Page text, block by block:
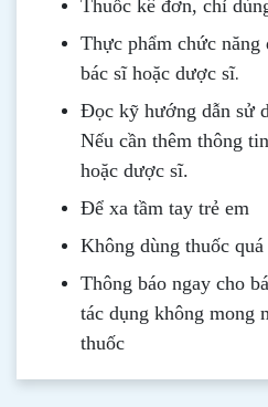
Thuốc kê đơn, chỉ
Thực phẩm chức năng
bác sĩ hoặc dược sĩ.
Đọc kỹ hướng dẫn sử
Nếu cần thêm thông
hoặc dược sĩ.
Để xa tầm tay trẻ em
Không dùng thuốc
Thông báo ngay cho
tác dụng không mong
thuốc